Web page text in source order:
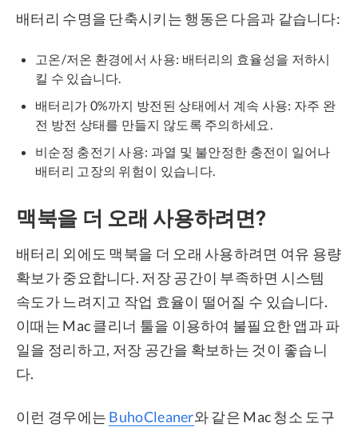
배터리 수명을 단축시키는 행동은 다음과 같습니다:
고온/저온 환경에서 사용: 배터리의 효율성을 저하시
킬 수 있습니다.
배터리가 0%까지 방전된 상태에서 계속 사용: 자주 완
전 방전 상태를 만들지 않도록 주의하세요.
비순정 충전기 사용: 과열 및 불안정한 충전이 일어나
배터리 고장의 위험이 있습니다.
맥북을 더 오래 사용하려면?
배터리 외에도 맥북을 더 오래 사용하려면 여유 용량
확보가 중요합니다. 저장 공간이 부족하면 시스템
속도가 느려지고 작업 효율이 떨어질 수 있습니다.
이때는 Mac 클리너 툴을 이용하여 불필요한 앱과 파
일을 정리하고, 저장 공간을 확보하는 것이 좋습니
다.
이런 경우에는 BuhoCleaner와 같은 Mac 청소 도구